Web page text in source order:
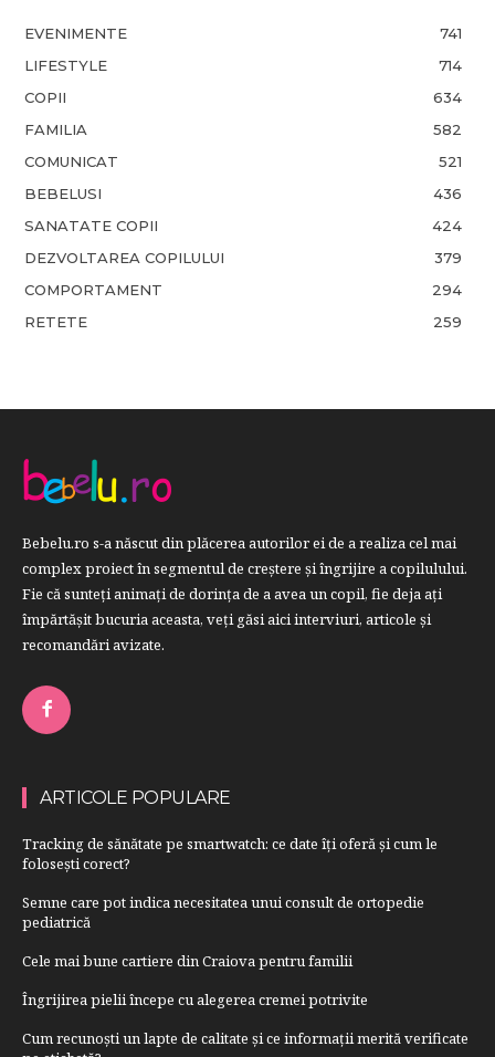
EVENIMENTE
741
LIFESTYLE
714
COPII
634
FAMILIA
582
COMUNICAT
521
BEBELUSI
436
SANATATE COPII
424
DEZVOLTAREA COPILULUI
379
COMPORTAMENT
294
RETETE
259
Bebelu.ro s-a născut din plăcerea autorilor ei de a realiza cel mai
complex proiect în segmentul de creştere şi îngrijire a copilulului.
Fie că sunteţi animaţi de dorinţa de a avea un copil, fie deja aţi
împărtăşit bucuria aceasta, veți găsi aici interviuri, articole şi
recomandări avizate.
ARTICOLE POPULARE
Tracking de sănătate pe smartwatch: ce date îți oferă și cum le
folosești corect?
Semne care pot indica necesitatea unui consult de ortopedie
pediatrică
Cele mai bune cartiere din Craiova pentru familii
Îngrijirea pielii începe cu alegerea cremei potrivite
Cum recunoști un lapte de calitate și ce informații merită verificate